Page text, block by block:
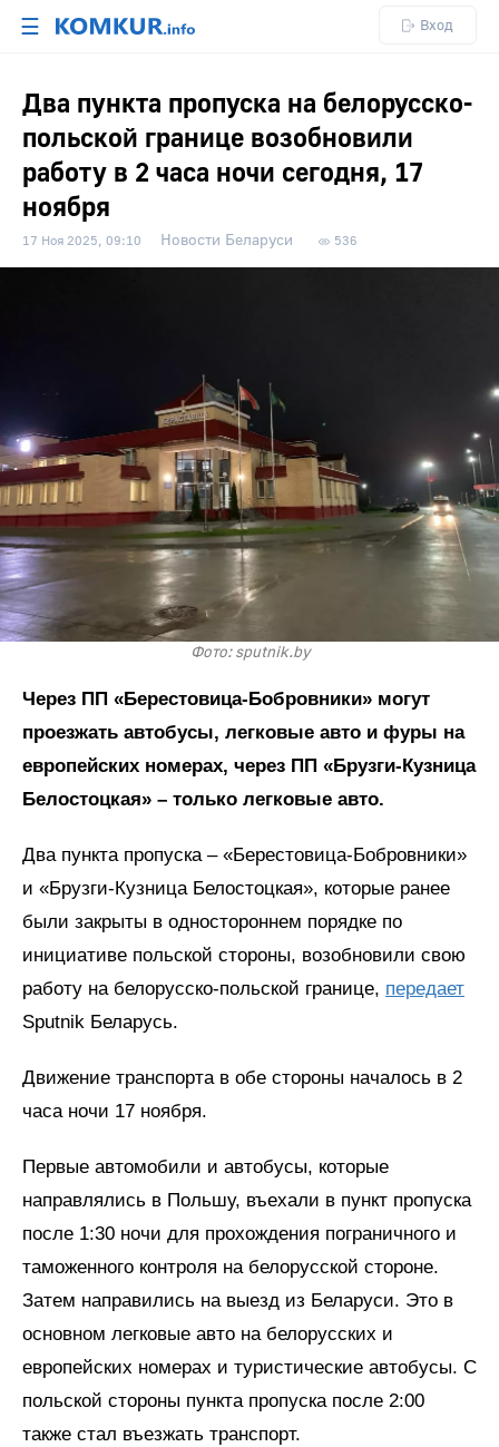
☰ Вход
Два пункта пропуска на белорусско-
польской границе возобновили
работу в 2 часа ночи сегодня, 17
ноября
17 Ноя 2025, 09:10 Новости Беларуси 536
Фото: sputnik.by
Через ПП «Берестовица-Бобровники» могут
проезжать автобусы, легковые авто и фуры на
европейских номерах, через ПП «Брузги-Кузница
Белостоцкая» – только легковые авто.
Два пункта пропуска – «Берестовица-Бобровники»
и «Брузги-Кузница Белостоцкая», которые ранее
были закрыты в одностороннем порядке по
инициативе польской стороны, возобновили свою
работу на белорусско-польской границе, передает
Sputnik Беларусь.
Движение транспорта в обе стороны началось в 2
часа ночи 17 ноября.
Первые автомобили и автобусы, которые
направлялись в Польшу, въехали в пункт пропуска
после 1:30 ночи для прохождения пограничного и
таможенного контроля на белорусской стороне.
Затем направились на выезд из Беларуси. Это в
основном легковые авто на белорусских и
европейских номерах и туристические автобусы. С
польской стороны пункта пропуска после 2:00
также стал въезжать транспорт.